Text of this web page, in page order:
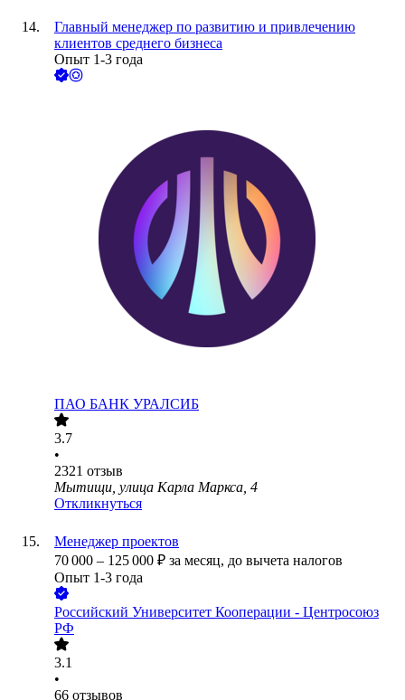
Главный менеджер по развитию и привлечению
клиентов среднего бизнеса
Опыт 1-3 года
ПАО БАНК УРАЛСИБ
3.7
•
2321 отзыв
Мытищи, улица Карла Маркса, 4
Откликнуться
Менеджер проектов
70 000 – 125 000 ₽ за месяц, до вычета налогов
Опыт 1-3 года
Российский Университет Кооперации - Центросоюз
РФ
3.1
•
66 отзывов